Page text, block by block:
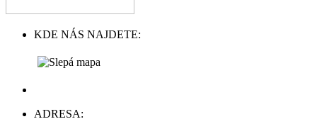
KDE NÁS NAJDETE:
ADRESA: